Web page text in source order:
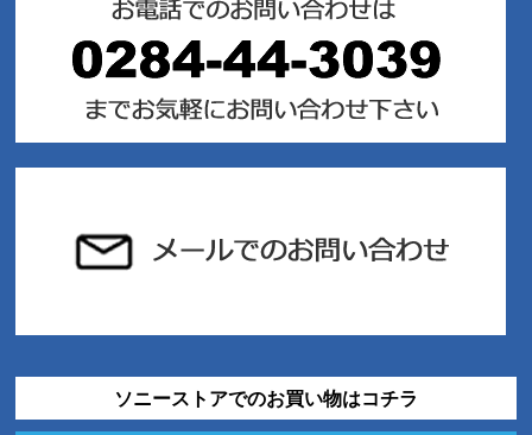
ソニーストアでのお買い物はコチラ